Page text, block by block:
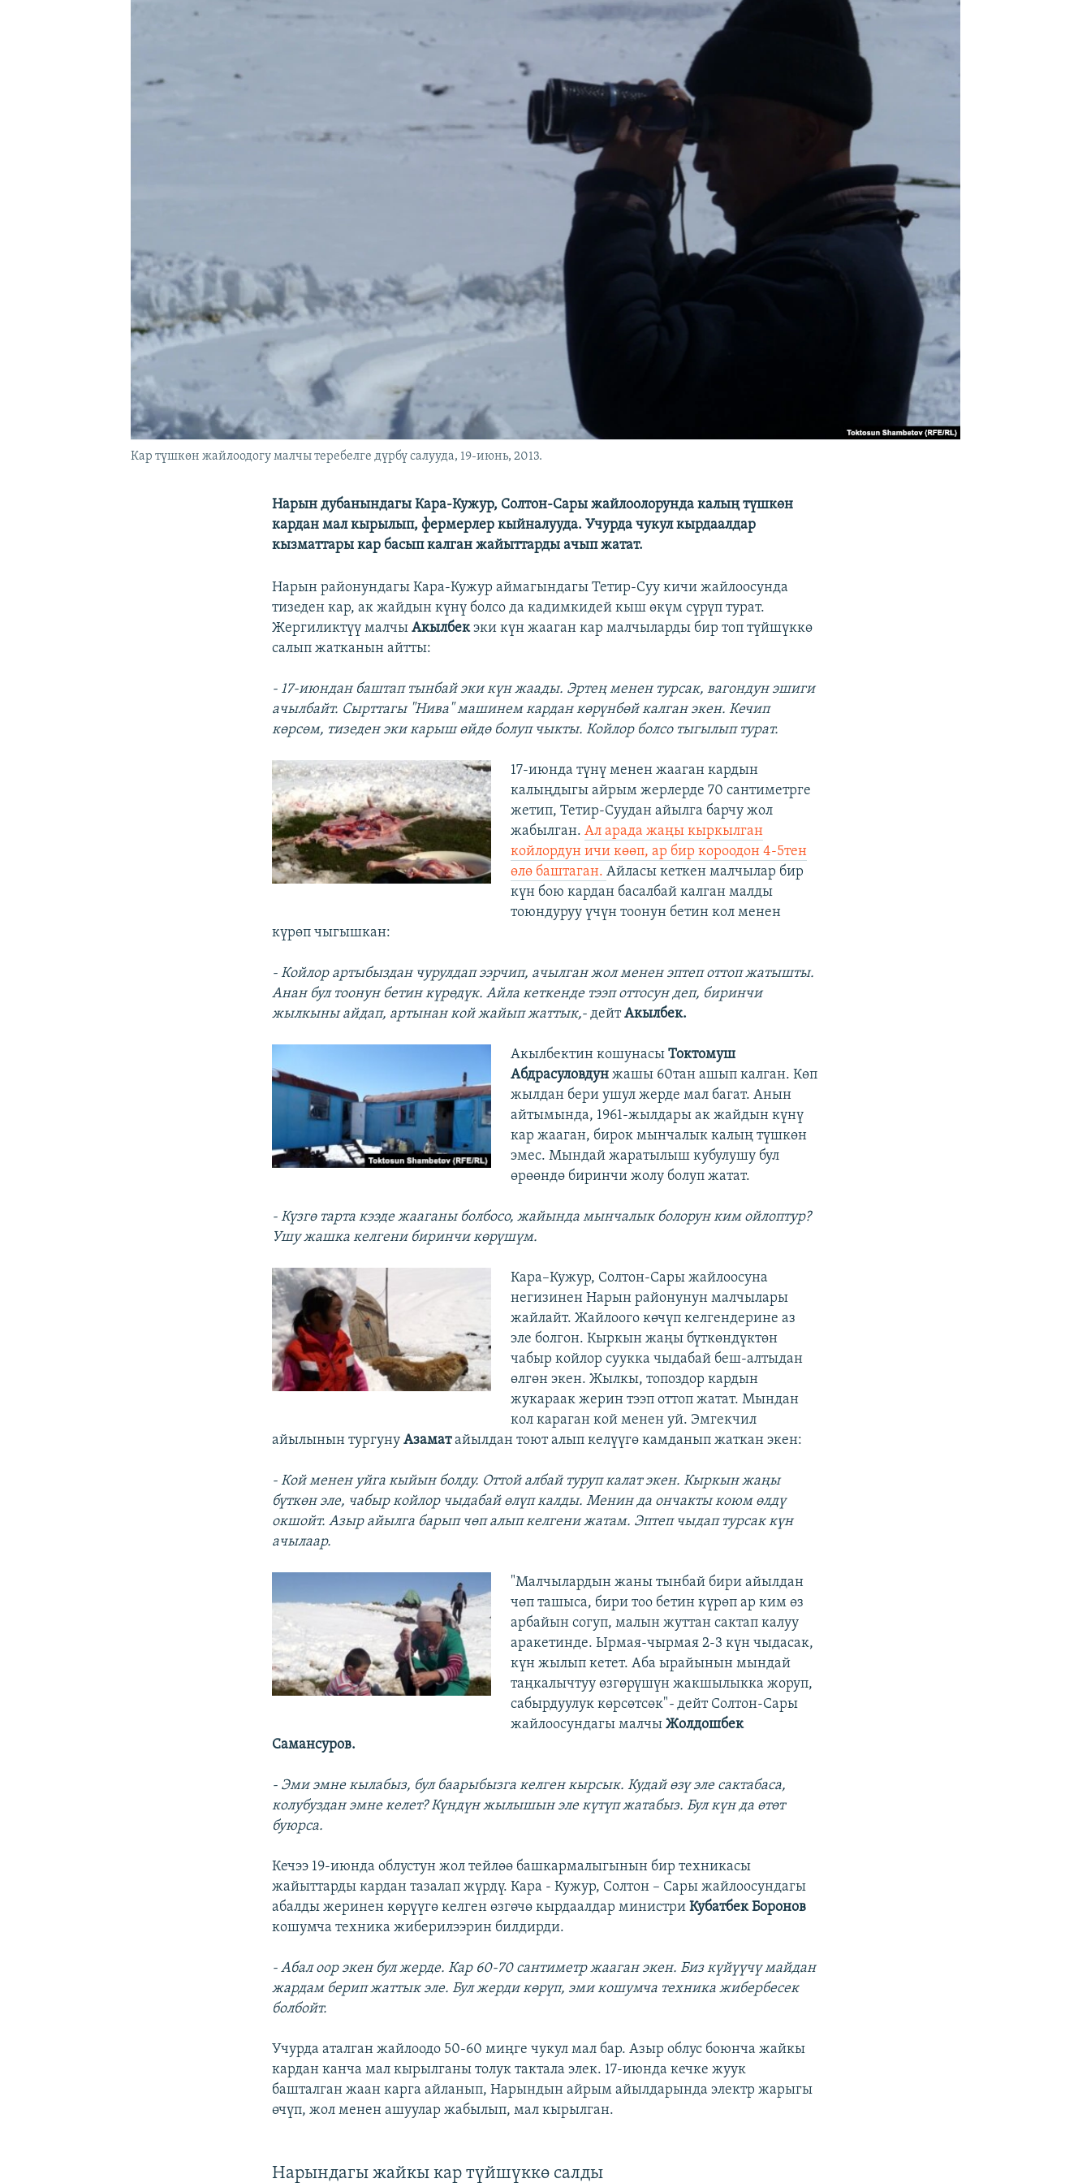
Кар түшкөн жайлоодогу малчы теребелге дүрбү салууда, 19-июнь, 2013.
Нарын дубанындагы Кара-Кужур, Солтон-Сары жайлоолорунда калың түшкөн
кардан мал кырылып, фермерлер кыйналууда. Учурда чукул кырдаалдар
кызматтары кар басып калган жайыттарды ачып жатат.
Нарын районундагы Кара-Кужур аймагындагы Тетир-Суу кичи жайлоосунда
тизеден кар, ак жайдын күнү болсо да кадимкидей кыш өкүм сүрүп турат.
Жергиликтүү малчыАкылбекэки күн жааган кар малчыларды бир топ түйшүккө
салып жатканын айтты:
- 17-июндан баштап тынбай эки күн жаады. Эртең менен турсак, вагондун эшиги
ачылбайт. Сырттагы "Нива" машинем кардан көрүнбөй калган экен. Кечип
көрсөм, тизеден эки карыш өйдө болуп чыкты. Койлор болсо тыгылып турат.
17-июнда түнү менен жааган кардын
калыңдыгы айрым жерлерде 70 сантиметрге
жетип, Тетир-Суудан айылга барчу жол
жабылган. Ал арада жаңы кыркылган
койлордун ичи көөп, ар бир короодон 4-5тен
өлө баштаган. Айласы кеткен малчылар бир
күн бою кардан басалбай калган малды
тоюндуруу үчүн тоонун бетин кол менен
күрөп чыгышкан:
- Койлор артыбыздан чурулдап ээрчип, ачылган жол менен эптеп оттоп жатышты.
Анан бул тоонун бетин күрөдүк. Айла кеткенде тээп оттосун деп, биринчи
жылкыны айдап, артынан кой жайып жаттык,-дейтАкылбек.
Акылбектин кошунасы Токтомуш
Абдрасуловдун жашы 60тан ашып калган. Көп
жылдан бери ушул жерде мал багат. Анын
айтымында, 1961-жылдары ак жайдын күнү
кар жааган, бирок мынчалык калың түшкөн
эмес. Мындай жаратылыш кубулушу бул
өрөөндө биринчи жолу болуп жатат.
- Күзгө тарта кээде жааганы болбосо, жайында мынчалык болорун ким ойлоптур?
Ушу жашка келгени биринчи көрүшүм.
Кара–Кужур, Солтон-Сары жайлоосуна
негизинен Нарын районунун малчылары
жайлайт. Жайлоого көчүп келгендерине аз
эле болгон. Кыркын жаңы бүткөндүктөн
чабыр койлор суукка чыдабай беш-алтыдан
өлгөн экен. Жылкы, топоздор кардын
жукараак жерин тээп оттоп жатат. Мындан
кол караган кой менен уй. Эмгекчил
айылынын тургунуАзаматайылдан тоют алып келүүгө камданып жаткан экен:
- Кой менен уйга кыйын болду. Оттой албай туруп калат экен. Кыркын жаңы
бүткөн эле, чабыр койлор чыдабай өлүп калды. Менин да ончакты коюм өлдү
окшойт. Азыр айылга барып чөп алып келгени жатам. Эптеп чыдап турсак күн
ачылаар.
"Малчылардын жаны тынбай бири айылдан
чөп ташыса, бири тоо бетин күрөп ар ким өз
арбайын согуп, малын жуттан сактап калуу
аракетинде. Ырмая-чырмая 2-3 күн чыдасак,
күн жылып кетет. Аба ырайынын мындай
таңкалычтуу өзгөрүшүн жакшылыкка жоруп,
сабырдуулук көрсөтсөк"-дейт Солтон-Сары
жайлоосундагы малчы Жолдошбек
Самансуров.
- Эми эмне кылабыз, бул баарыбызга келген кырсык. Кудай өзү эле сактабаса,
колубуздан эмне келет? Күндүн жылышын эле күтүп жатабыз. Бул күн да өтөт
буюрса.
Кечээ 19-июнда облустун жол тейлөө башкармалыгынын бир техникасы
жайыттарды кардан тазалап жүрдү. Кара - Кужур, Солтон – Сары жайлоосундагы
абалды жеринен көрүүгө келген өзгөчө кырдаалдар министриКубатбек Боронов
кошумча техника жиберилээрин билдирди.
- Абал оор экен бул жерде. Кар 60-70 сантиметр жааган экен. Биз күйүүчү майдан
жардам берип жаттык эле. Бул жерди көрүп, эми кошумча техника жибербесек
болбойт.
Учурда аталган жайлоодо 50-60 миңге чукул мал бар. Азыр облус боюнча жайкы
кардан канча мал кырылганы толук тактала элек. 17-июнда кечке жуук
башталган жаан карга айланып, Нарындын айрым айылдарында электр жарыгы
өчүп, жол менен ашуулар жабылып, мал кырылган.
Нарындагы жайкы кар түйшүккө салды